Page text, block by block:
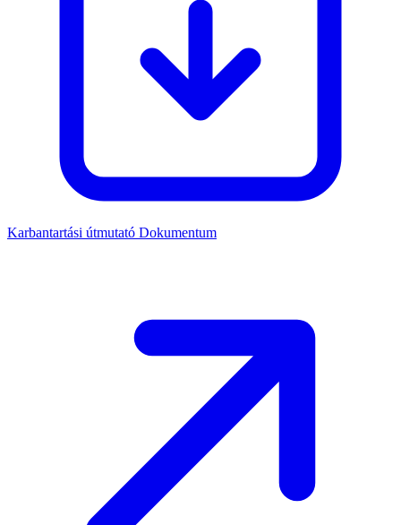
Karbantartási útmutató Dokumentum